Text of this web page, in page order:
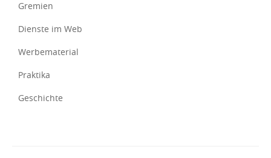
Gremien
Dienste im Web
Werbematerial
Praktika
Geschichte